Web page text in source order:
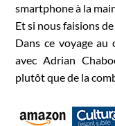
smartphone à la
Et si nous faisions
Dans ce voyage
avec Adrian
plutôt que de la